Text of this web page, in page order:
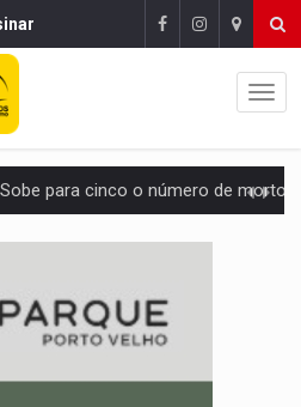
DE ARROZ:MPF assegura cumprimento da legislação sobre transporte
lei contra violência sexual infantil na
Colisão entre caminhão e carro deixa quatro mortos e um em
Amazônia Negra ganha projeção nacional com participação de